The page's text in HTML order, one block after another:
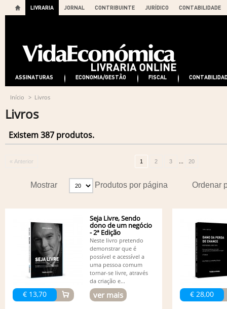
LIVRARIA JORNAL CONTRIBUINTE JURÍDICO CONTABILIDADE
ASSINATURAS ECONOMIA/GESTÃO FISCAL
Início > Livros
Livros
Existem 387 produtos.
« Anterior 1 2 3 ... 20
Ordenar
Mostrar Produtos por página
€ 13,70
Seja Livre, Sendo
dono de um negócio
- 2ª Edição
Neste livro pretendo
demonstrar que é
possível e acessível a
uma pessoa comum
tornar-se livre, através
da criação e...
ver mais € 28,00